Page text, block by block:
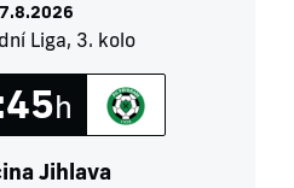
Liga, 3. kolo
h
Jihlava